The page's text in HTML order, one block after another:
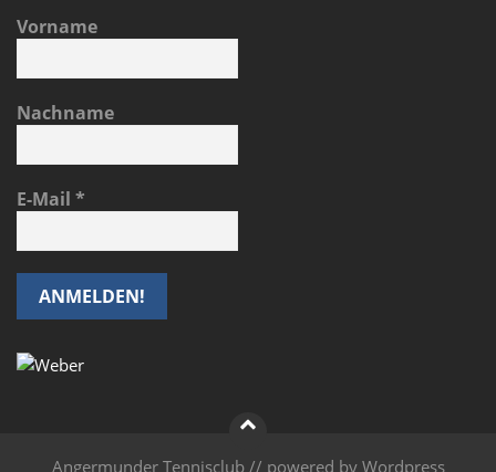
Vorname
Nachname
E-Mail *
Angermunder Tennisclub // powered by Wordpress